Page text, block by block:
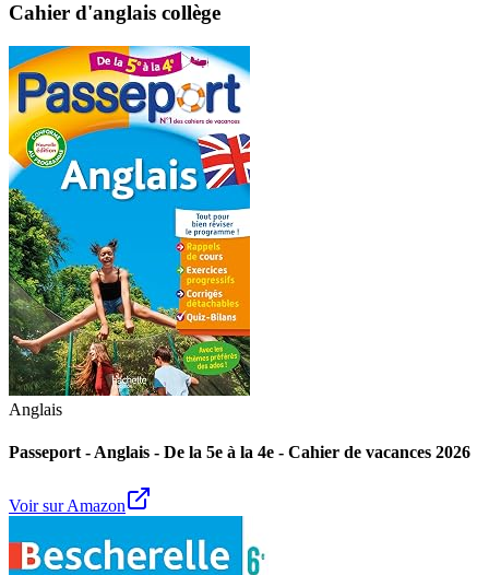
Cahier d'anglais collège
Anglais
Passeport - Anglais - De la 5e à la 4e - Cahier de vacances 2026
Voir sur Amazon